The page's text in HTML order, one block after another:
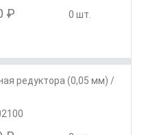
₽ 0 шт.
редуктора (0,05 мм) /